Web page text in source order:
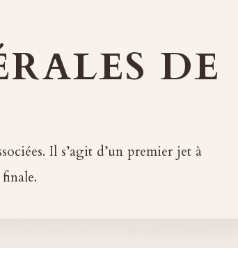
DE
Il s’agit d’un premier jet à